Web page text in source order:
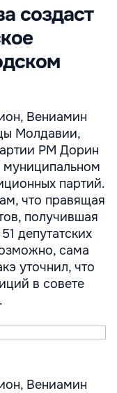
создаст
Вениамин
Молдавии,
РМ Дорин
муниципальном
партий.
что правящая
получившая
депутатских
сама
уточнил, что
в совете
Вениамин